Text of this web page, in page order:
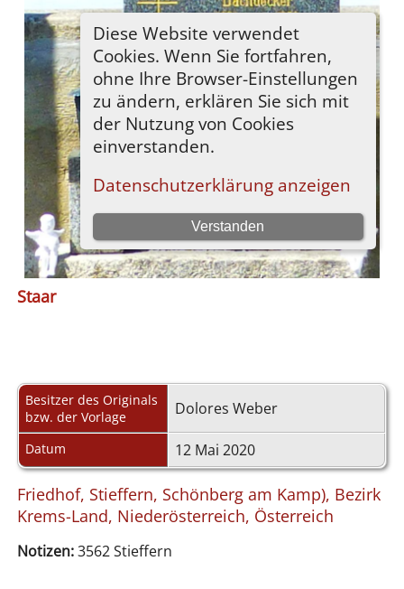
Staar
Besitzer des Originals
bzw. der Vorlage
Dolores Weber
Datum 12 Mai 2020
Friedhof, Stieffern, Schönberg am Kamp), Bezirk
Krems-Land, Niederösterreich, Österreich
Notizen:3562 Stieffern